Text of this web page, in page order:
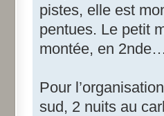
pistes, elle est
pentues. Le petit
montée, en 2nde…
Pour
sud, 2 nuits au